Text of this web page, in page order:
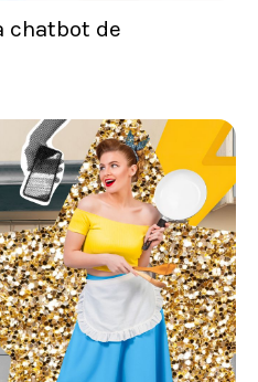
chatbot de